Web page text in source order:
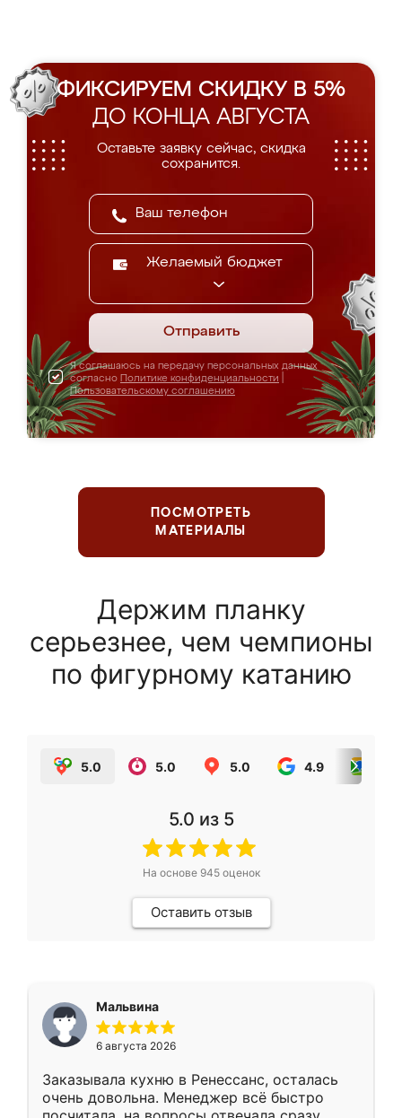
ФИКСИРУЕМ СКИДКУ В 5%
ДО КОНЦА АВГУСТА
Оставьте заявку сейчас, скидка
сохранится.
Желаемый бюджет
Отправить
Я соглашаюсь на передачу персональных данных
согласно Политике конфиденциальности
Пользовательскому соглашению
ПОСМОТРЕТЬ
МАТЕРИАЛЫ
Держим планку
серьезнее, чем чемпионы
по фигурному катанию
5.0 5.0 5.0 4.9
5.0 из 5
На основе 945оценок
Оставить отзыв
Мальвина
6 августа 2026
Заказывала кухню в Ренессанс, осталась
очень довольна. Менеджер всё быстро